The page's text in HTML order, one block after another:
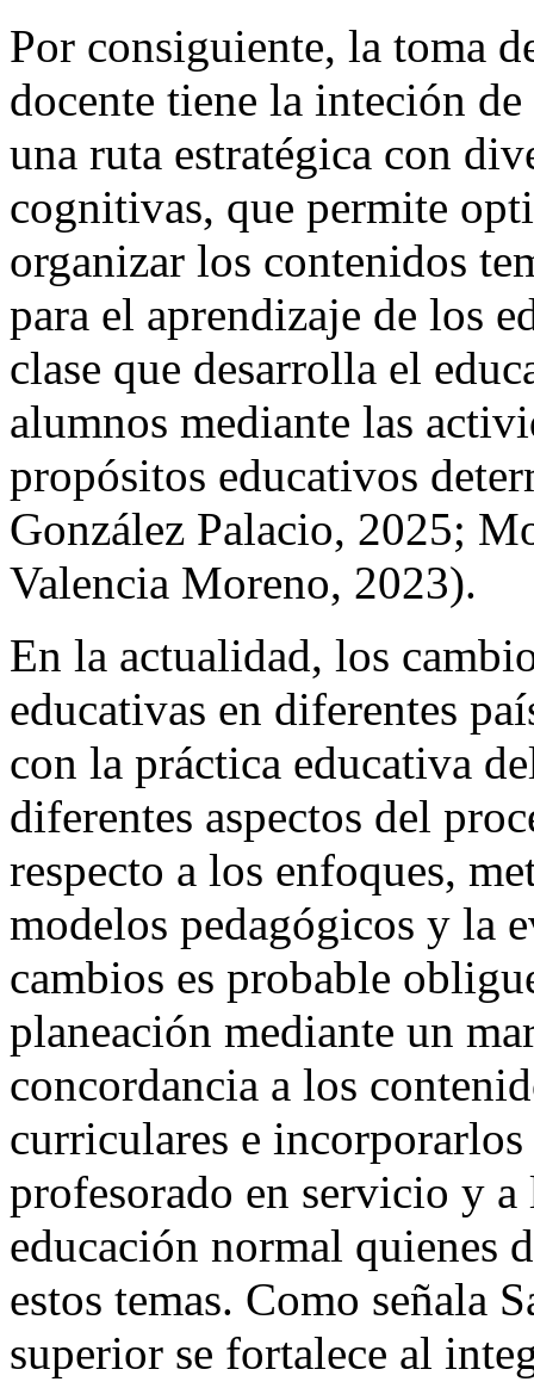
Por consiguiente, la toma
docente tiene la inteción
una ruta estratégica con
cognitivas, que permite
organizar los contenidos
para el aprendizaje de los
clase que desarrolla el
alumnos mediante las
propósitos educativos
González Palacio, 2025;
Valencia Moreno, 2023).
En la actualidad, los
educativas en diferentes
con la práctica educativa
diferentes aspectos del
respecto a los enfoques,
modelos pedagógicos y la
cambios es probable
planeación mediante un
concordancia a los
curriculares e
profesorado en servicio y
educación normal quienes
estos temas. Como señala
superior se fortalece al